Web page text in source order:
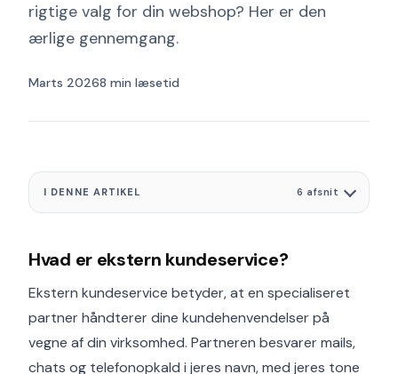
rigtige valg for din webshop? Her er den
ærlige gennemgang.
Marts 20268 min læsetid
I DENNE ARTIKEL 6 afsnit
Hvad er ekstern kundeservice?
Ekstern kundeservice betyder, at en specialiseret
partner håndterer dine kundehenvendelser på
vegne af din virksomhed. Partneren besvarer mails,
chats og telefonopkald i jeres navn, med jeres tone